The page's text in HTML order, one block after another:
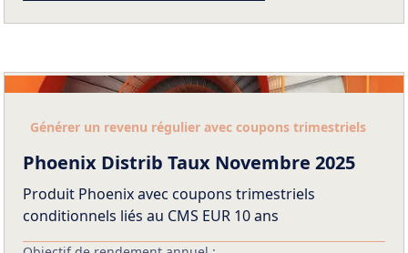
Générer un revenu régulier avec coupons trimestriels
Phoenix Distrib Taux Novembre 2025
Produit Phoenix avec coupons trimestriels
conditionnels liés au CMS EUR 10 ans